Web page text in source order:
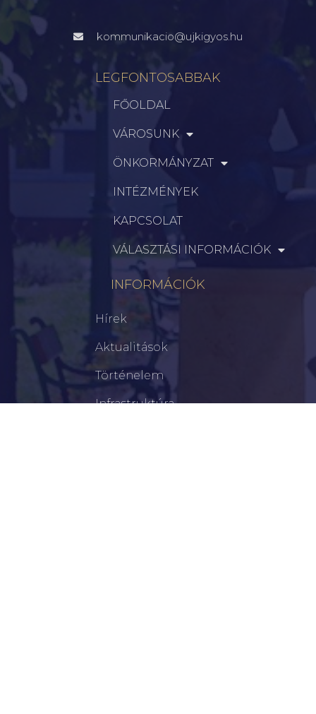
kommunikacio@ujkigyos.hu
LEGFONTOSABBAK
FŐOLDAL
VÁROSUNK
ÖNKORMÁNYZAT
INTÉZMÉNYEK
KAPCSOLAT
VÁLASZTÁSI INFORMÁCIÓK
INFORMÁCIÓK
Hírek
Aktualitások
Történelem
Infrastruktúra